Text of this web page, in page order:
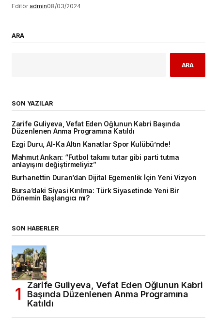
Editör admin08/03/2024
ARA
ARA
SON YAZILAR
Zarife Guliyeva, Vefat Eden Oğlunun Kabri Başında
Düzenlenen Anma Programına Katıldı
Ezgi Duru, Al-Ka Altın Kanatlar Spor Kulübü’nde!
Mahmut Arıkan: “Futbol takımı tutar gibi parti tutma
anlayışını değiştirmeliyiz”
Burhanettin Duran’dan Dijital Egemenlik İçin Yeni Vizyon
Bursa’daki Siyasi Kırılma: Türk Siyasetinde Yeni Bir
Dönemin Başlangıcı mı?
SON HABERLER
Zarife Guliyeva, Vefat Eden Oğlunun Kabri
Başında Düzenlenen Anma Programına
Katıldı